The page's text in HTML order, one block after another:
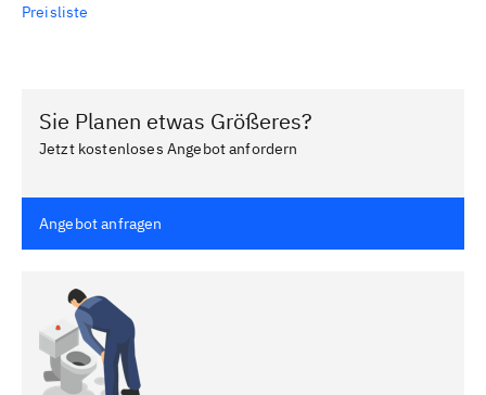
Preisliste
Sie Planen etwas Größeres?
Jetzt kostenloses Angebot anfordern
Angebot anfragen